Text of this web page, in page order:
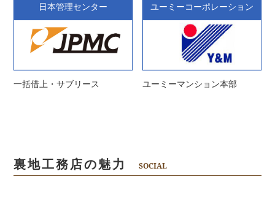
日本管理センター
一括借上・サブリース
ユーミーコーポレーション
ユーミーマンション本部
裏地工務店の魅力 SOCIAL